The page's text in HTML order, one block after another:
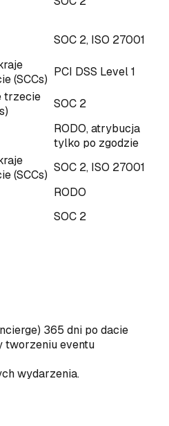
SOC 2, ISO 27001
(SCCs)
PCI DSS Level 1
trzecie
SOC 2
RODO, atrybucja
tylko po zgodzie
(SCCs)
SOC 2, ISO 27001
RODO
SOC 2
365 dni po dacie
tworzeniu eventu
wydarzenia.